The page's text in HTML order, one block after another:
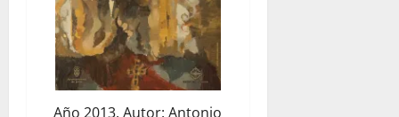
Año 2013. Autor: Antonio